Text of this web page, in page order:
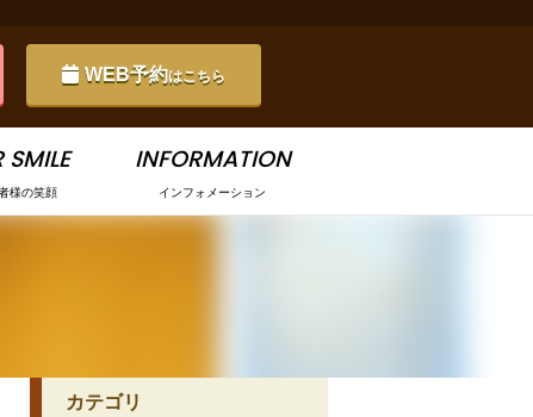
WEB予約はこちら
SMILE
様の笑顔
INFORMATION
インフォメーション
カテゴリ